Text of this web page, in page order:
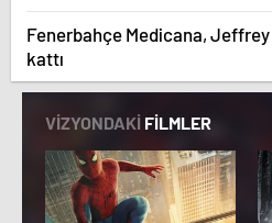
Fenerbahçe Medicana,
kattı
VİZYONDAKİ FİLMLER